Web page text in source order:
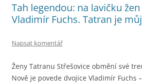
Tah legendou: na lavičku
Vladimír Fuchs. Tatran je
Napsat komentář
Ženy Tatranu Střešovice obmění své
Nově je povede dvojice Vladimír Fuchs